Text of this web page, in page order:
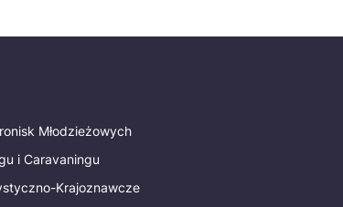
Młodzieżowych
i Caravaningu
Krajoznawcze